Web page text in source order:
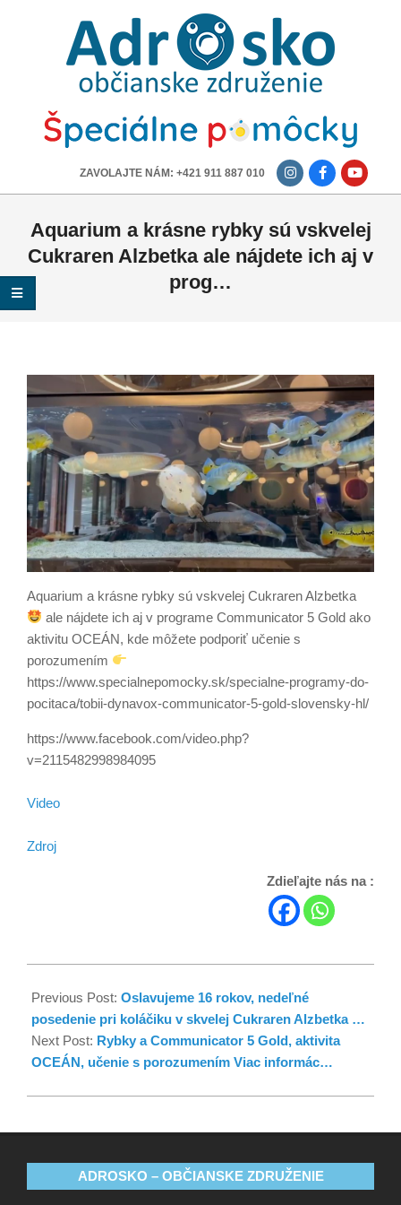
ADROSKO
OBČIANSKE
ZDRUŽENIE
ZAVOLAJTE NÁM: +421 911 887 010
Aquarium a krásne rybky sú vskvelej
Cukraren Alzbetka ale nájdete ich aj v
prog…
Aquarium a krásne rybky sú vskvelej Cukraren Alzbetka
ale nájdete ich aj v programe Communicator 5 Gold ako
aktivitu OCEÁN, kde môžete podporiť učenie s
porozumením
https://www.specialnepomocky.sk/specialne-programy-do-
pocitaca/tobii-dynavox-communicator-5-gold-slovensky-hl/
https://www.facebook.com/video.php?
v=2115482998984095
Video
Zdroj
Zdieľajte nás na :
Previous Post: Oslavujeme 16 rokov, nedeľné
posedenie pri koláčiku v skvelej Cukraren Alzbetka …
Next Post: Rybky a Communicator 5 Gold, aktivita
OCEÁN, učenie s porozumením Viac informác…
ADROSKO – OBČIANSKE ZDRUŽENIE